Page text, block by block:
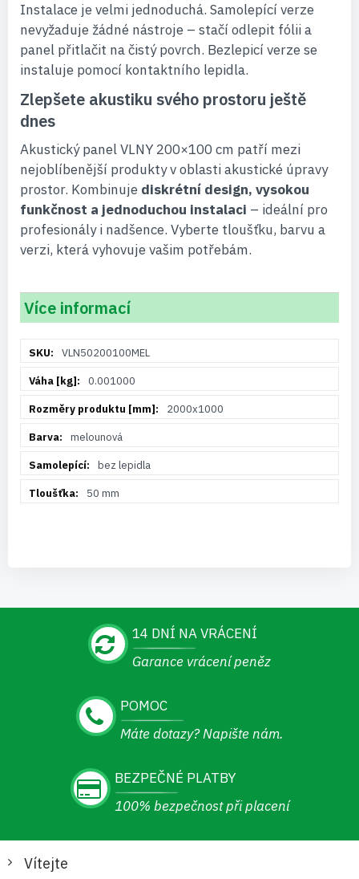
Instalace je velmi jednoduchá. Samolepící verze
nevyžaduje žádné nástroje – stačí odlepit fólii a
panel přitlačit na čistý povrch. Bezlepicí verze se
instaluje pomocí kontaktního lepidla.
Zlepšete akustiku svého prostoru ještě
dnes
Akustický panel VLNY 200×100 cm patří mezi
nejoblíbenější produkty v oblasti akustické úpravy
prostor. Kombinuje diskrétní design, vysokou
funkčnost a jednoduchou instalaci – ideální pro
profesionály i nadšence. Vyberte tloušťku, barvu a
verzi, která vyhovuje vašim potřebám.
Více informací
informacíVLN50200100MEL
0.001000
2000x1000
melounová
bez lepidla
50 mm
14 DNÍ NA VRÁCENÍ
Garance vrácení peněz
POMOC
Máte dotazy? Napište nám.
BEZPEČNÉ PLATBY
100% bezpečnost při placení
Vítejte